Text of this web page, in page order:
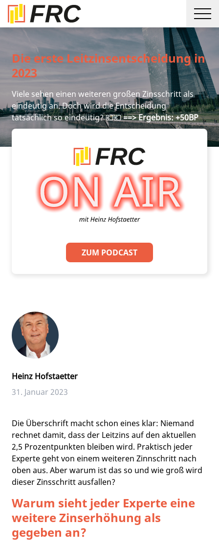
Die erste Leitzinsentscheidung in
2023
Viele sehen einen weiteren großen Zinsschritt als
eindeutig an. Doch wird die Entscheidung
tatsächlich so eindeutig? 💶💶==> Ergebnis: +50BP
ZUM PODCAST
Heinz Hofstaetter
31. Januar 2023
Die Überschrift macht schon eines klar: Niemand
rechnet damit, dass der Leitzins auf den aktuellen
2,5 Prozentpunkten bleiben wird. Praktisch jeder
Experte geht von einem weiteren Zinnschritt nach
oben aus. Aber warum ist das so und wie groß wird
dieser Zinsschritt ausfallen?
Warum sieht jeder Experte eine
weitere Zinserhöhung als
gegeben an?